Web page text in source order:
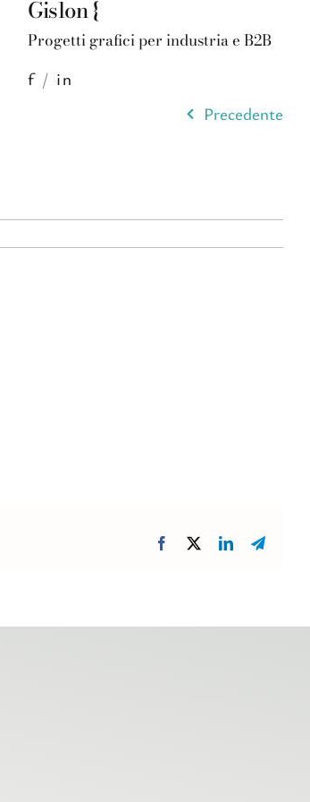
Gislon {
Progetti grafici per industria e B2B
f / in
Precedente
Facebook LinkedIn